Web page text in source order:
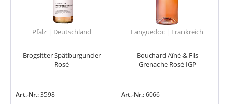
Pfalz | Deutschland
Brogsitter Spätburgunder
Rosé
Art.-Nr.:3598
Languedoc | Frankreich
Bouchard Aîné & Fils
Grenache Rosé IGP
Art.-Nr.:6066